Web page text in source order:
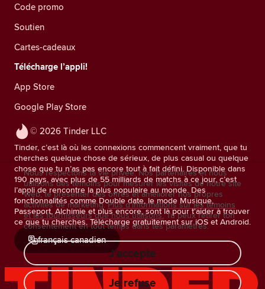
© 2026 Tinder LLC
Tinder, c’est là où les connexions commencent vraiment, que tu
cherches quelque chose de sérieux, de plus casual ou quelque
chose que tu n’as pas encore tout à fait défini. Disponible dans
190 pays, avec plus de 55 milliards de matchs à ce jour, c’est
l’appli de rencontre la plus populaire au monde. Des
fonctionnalités comme Double date, le mode Musique,
Passeport, Alchimie et plus encore, sont là pour t'aider à trouver
ce que tu cherches. Télécharge gratuitement sur iOS et Android.
français canadien
Code promo
Soutien
Cartes-cadeaux
Télécharge l’appli!
App Store
Google Play Store
Nous respectons ta vie privée. Nos partenaires et nous
utilisons des témoins pour mesurer les visites de notre site
Web, te présenter des offres et améliorer nos propres
activités de marketing. Plus d'informations sur les témoins
et les fournisseurs que nous utilisons. Tu peux retirer ton
consentement en tout temps dans tes paramètres.
J'accepte
Je refuse